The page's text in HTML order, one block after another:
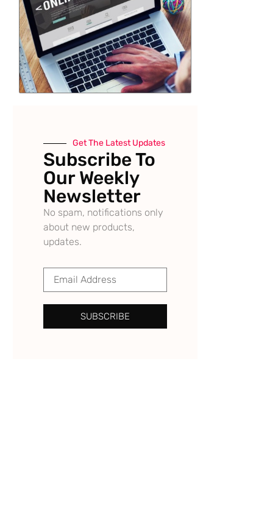
Get The Latest Updates
Subscribe To
Our Weekly
Newsletter
No spam, notifications only
about new products,
updates.
SUBSCRIBE